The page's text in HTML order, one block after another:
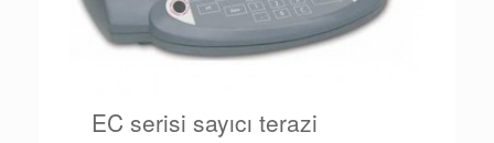
EC serisi sayıcı terazi